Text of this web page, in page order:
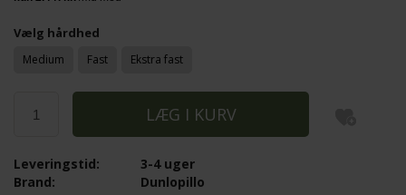
Vælg hårdhed
Medium Fast Ekstra fast
3-4 uger
Leveringstid:
Dunlopillo
Brand: